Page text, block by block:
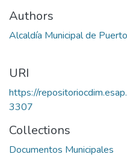
Authors
Alcaldía Municipal de
URI
https://
3307
Collections
Documentos Municipales